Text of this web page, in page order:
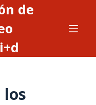
de
los